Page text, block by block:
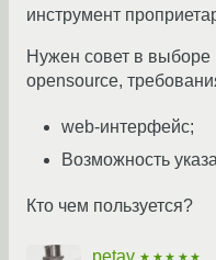
инструмент
Нужен совет в выборе
opensource,
web-интерфейс;
Возможность
Кто чем пользуется?